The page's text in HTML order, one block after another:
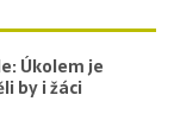
Úkolem je
by i žáci